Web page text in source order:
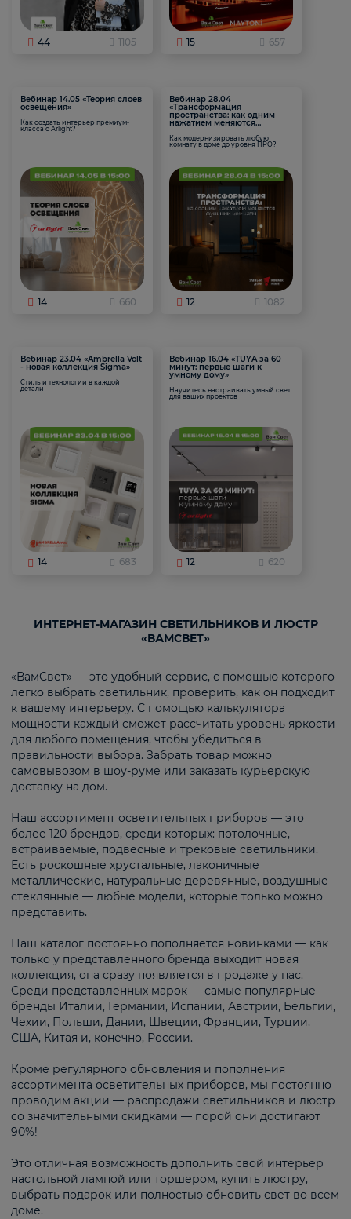
44 1105 15 657
Вебинар 14.05 «Теория слоев
освещения»
Как создать интерьер премиум-
класса с Arlight?
14 660
Вебинар 28.04
«Трансформация
пространства: как одним
нажатием меняются
Как модернизировать любую
комнату в доме до уровня ПРО?
12 1082
Вебинар 23.04 «Ambrella Volt
- новая коллекция Sigma»
Стиль и технологии в каждой
детали
14 683
Вебинар 16.04 «TUYA за 60
минут: первые шаги к
умному дому»
Научитесь настраивать умный свет
для ваших проектов
12 620
ИНТЕРНЕТ-МАГАЗИН СВЕТИЛЬНИКОВ И ЛЮСТР
«ВАМСВЕТ»
«ВамСвет» — это удобный сервис, с помощью которого
легко выбрать светильник, проверить, как он подходит
к вашему интерьеру. С помощью калькулятора
мощности каждый сможет рассчитать уровень яркости
для любого помещения, чтобы убедиться в
правильности выбора. Забрать товар можно
самовывозом в шоу-руме или заказать курьерскую
доставку на дом.
Наш ассортимент осветительных приборов — это
более 120 брендов, среди которых: потолочные,
встраиваемые, подвесные и трековые светильники.
Есть роскошные хрустальные, лаконичные
металлические, натуральные деревянные, воздушные
стеклянные — любые модели, которые только можно
представить.
Наш каталог постоянно пополняется новинками — как
только у представленного бренда выходит новая
коллекция, она сразу появляется в продаже у нас.
Среди представленных марок — самые популярные
бренды Италии, Германии, Испании, Австрии, Бельгии,
Чехии, Польши, Дании, Швеции, Франции, Турции,
США, Китая и, конечно, России.
Кроме регулярного обновления и пополнения
ассортимента осветительных приборов, мы постоянно
проводим акции — распродажи светильников и люстр
со значительными скидками — порой они достигают
90%!
Это отличная возможность дополнить свой интерьер
настольной лампой или торшером, купить люстру,
выбрать подарок или полностью обновить свет во всем
доме.